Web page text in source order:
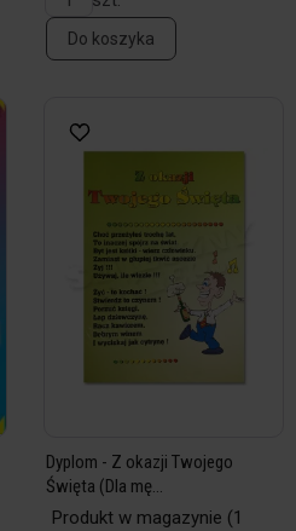
Do koszyka
Dyplom - Z okazji Twojego
Święta (Dla mę...
Produkt w magazynie (1